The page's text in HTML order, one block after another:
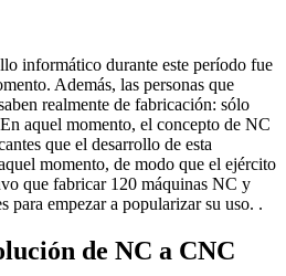
informático durante este período fue
Además, las personas que
realmente de fabricación: sólo
aquel momento, el concepto de NC
que el desarrollo de esta
momento, de modo que el ejército
que fabricar 120 máquinas NC y
para empezar a popularizar su uso. .
de NC a CNC